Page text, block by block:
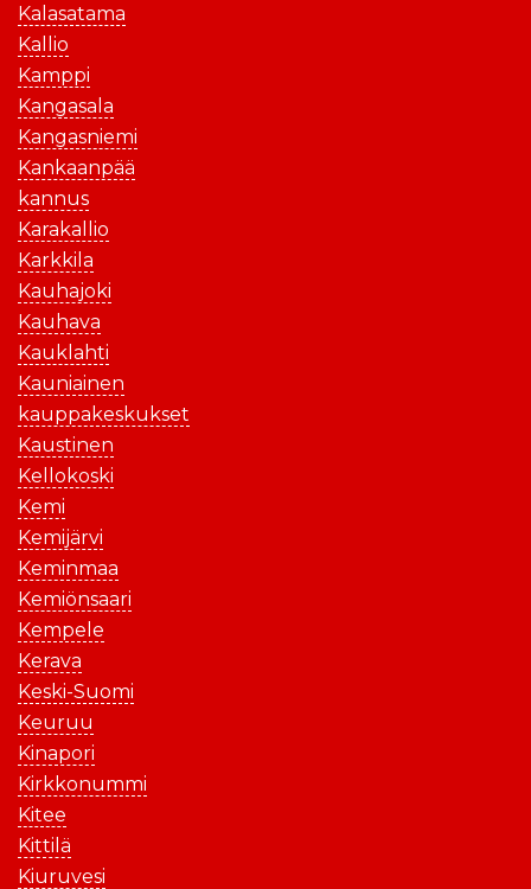
Kalasatama
Kallio
Kamppi
Kangasala
Kangasniemi
Kankaanpää
kannus
Karakallio
Karkkila
Kauhajoki
Kauhava
Kauklahti
Kauniainen
kauppakeskukset
Kaustinen
Kellokoski
Kemi
Kemijärvi
Keminmaa
Kemiönsaari
Kempele
Kerava
Keski-Suomi
Keuruu
Kinapori
Kirkkonummi
Kitee
Kittilä
Kiuruvesi